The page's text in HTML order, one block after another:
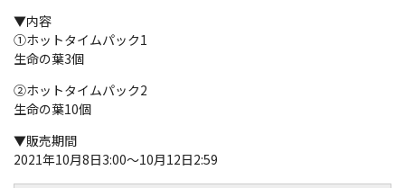
▼内容
①ホットタイムパック1
生命の葉3個
②ホットタイムパック2
生命の葉10個
▼販売期間
2021年10月8日3:00～10月12日2:59